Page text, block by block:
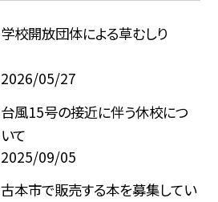
学校開放団体による草むしり
2026/05/27
台風15号の接近に伴う休校につ
いて
2025/09/05
古本市で販売する本を募集してい